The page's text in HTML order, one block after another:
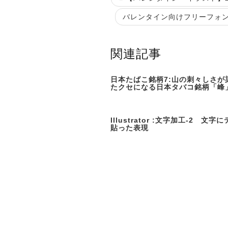
バレンタイン向けフリーフォ
関連記事
日本たばこ銘柄7:山の刺々しさが
たクセになる日本タバコ銘柄「峰」
Illustrator :文字加工-2 文字に
貼った表現